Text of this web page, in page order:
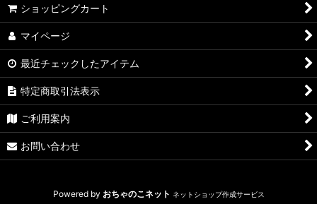
ショッピングカート
マイページ
最近チェックしたアイテム
特定商取引法表示
ご利用案内
お問い合わせ
Powered by おちゃのこネット ネットショップ作成サービス